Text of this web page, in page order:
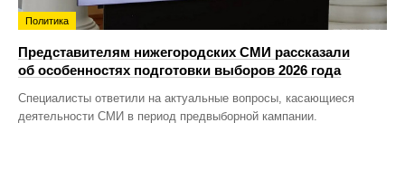
Политика
Представителям нижегородских СМИ рассказали
об особенностях подготовки выборов 2026 года
Специалисты ответили на актуальные вопросы, касающиеся
деятельности СМИ в период предвыборной кампании.